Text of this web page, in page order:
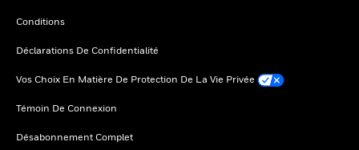
Conditions
Déclarations De Confidentialité
Vos Choix En Matière De Protection De La Vie Privée
Témoin De Connexion
Désabonnement Complet